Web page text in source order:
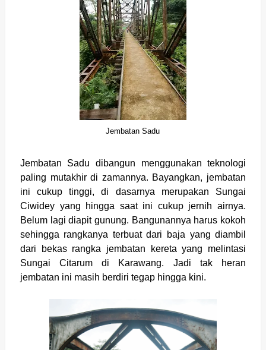
Jembatan Sadu
Jembatan Sadu dibangun menggunakan teknologi
paling mutakhir di zamannya. Bayangkan, jembatan
ini cukup tinggi, di dasarnya merupakan Sungai
Ciwidey yang hingga saat ini cukup jernih airnya.
Belum lagi diapit gunung. Bangunannya harus kokoh
sehingga rangkanya terbuat dari baja yang diambil
dari bekas rangka jembatan kereta yang melintasi
Sungai Citarum di Karawang. Jadi tak heran
jembatan ini masih berdiri tegap hingga kini.